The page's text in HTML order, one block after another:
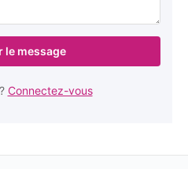
le message
Connectez-vous